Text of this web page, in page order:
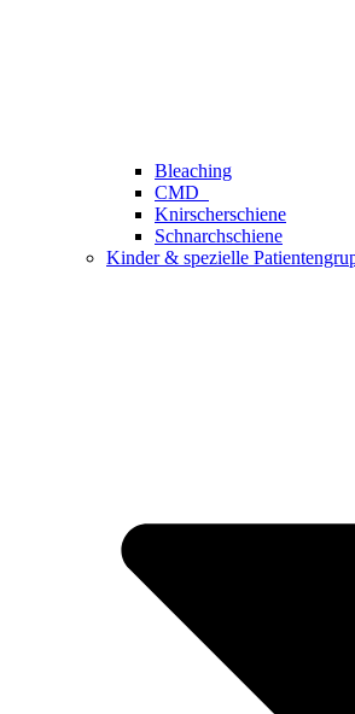
Bleaching
CMD
Knirscherschiene
Schnarchschiene
Kinder & spezielle